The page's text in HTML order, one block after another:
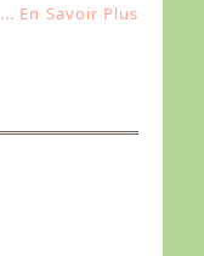
... En Savoir Plus